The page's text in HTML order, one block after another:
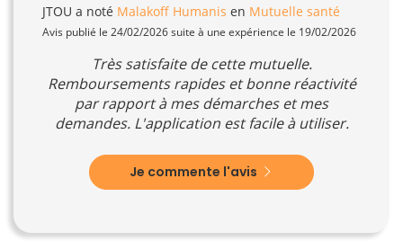
JTOU a noté Malakoff Humanis en Mutuelle santé
Avis publié le 24/02/2026 suite à une expérience le 19/02/2026
Très satisfaite de cette mutuelle.
Remboursements rapides et bonne réactivité
par rapport à mes démarches et mes
demandes. L'application est facile à utiliser.
Je commente l'avis